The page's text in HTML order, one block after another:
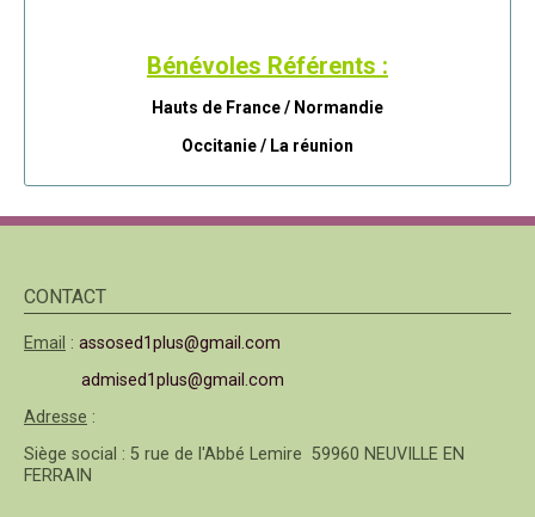
Bénévoles Référents :
Hauts de France / Normandie
Occitanie / La réunion
CONTACT
Email : assosed1plus@gmail.com
admised1plus@gmail.com
Adresse :
Siège social : 5 rue de l'Abbé Lemire 59960 NEUVILLE EN
FERRAIN